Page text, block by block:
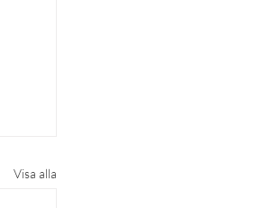
Visa alla